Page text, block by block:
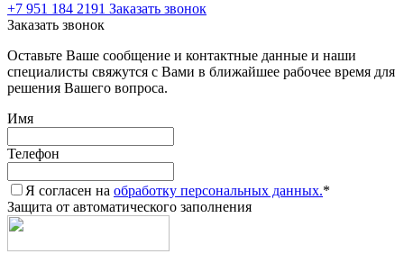
+7 951 184 2191 Заказать звонок
Заказать звонок
Оставьте Ваше сообщение и контактные данные и наши
специалисты свяжутся с Вами в ближайшее рабочее время для
решения Вашего вопроса.
Имя
Телефон
Я согласен на обработку персональных данных.*
Защита от автоматического заполнения